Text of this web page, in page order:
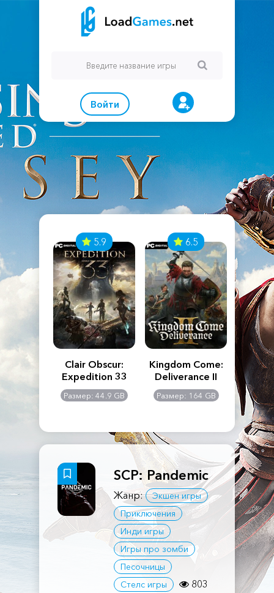
Войти
Creed
5.9
Clair Obscur:
Expedition 33
Размер: 44.9 GB
6.5
Kingdom Come:
Deliverance II
Размер: 164 GB
The
SCP: Pandemic
Жанр:
Экшен игры
Приключения
Инди игры
Игры про зомби
Песочницы
Стелс игры
803